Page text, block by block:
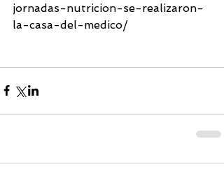
jornadas-nutricion-se-realizaron-
la-casa-del-medico/